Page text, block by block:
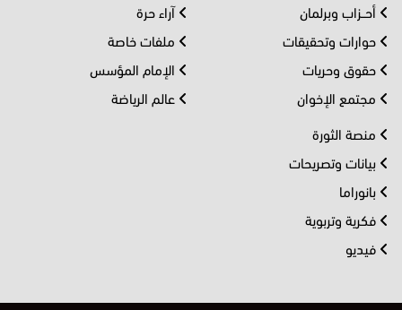
أحــزاب وبرلمان
حوارات وتحقيقات
حقوق وحريات
مجتمع الإخوان
آراء حرة
ملفات خاصة
الإمام المؤسس
عالم الرياضة
منصة الثورة
بيانات وتصريحات
بانوراما
فكرية وتربوية
فيديو